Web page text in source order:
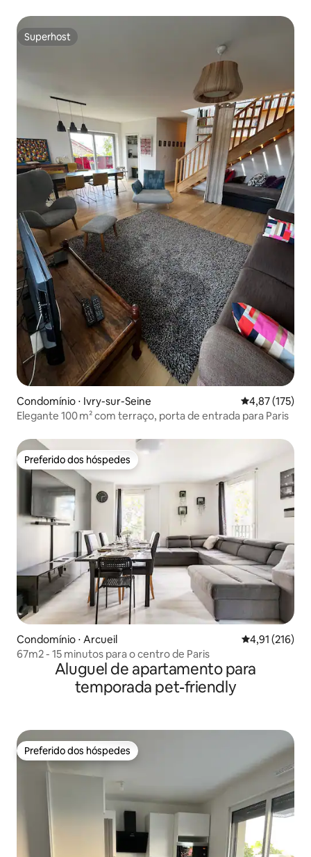
Superhost
Superhost
Condomínio ⋅ Ivry-sur-Seine 4,87 de uma
4,87 (175)
Elegante 100 m² com terraço, porta de entrada para Paris
Preferido dos hóspedes
Preferido dos hóspedes
Condomínio ⋅ Arcueil 4,91 de uma
4,91 (216)
67m2 - 15 minutos para o centro de Paris
Aluguel de apartamento para
temporada pet-friendly
Preferido dos hóspedes
Preferido dos hóspedes